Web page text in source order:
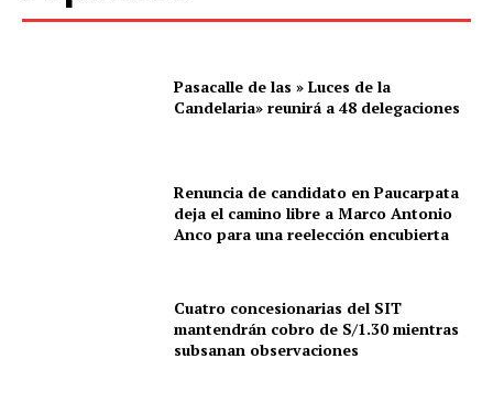
Pasacalle de las » Luces de la
Candelaria» reunirá a 48 delegaciones
Renuncia de candidato en Paucarpata
deja el camino libre a Marco Antonio
Anco para una reelección encubierta
Cuatro concesionarias del SIT
mantendrán cobro de S/1.30 mientras
subsanan observaciones